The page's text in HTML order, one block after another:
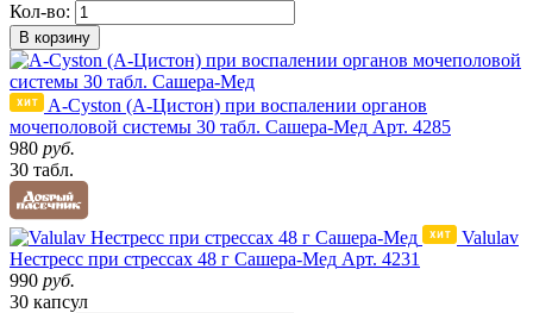
Кол-во:
В корзину
A-Cyston (А-Цистон) при воспалении органов
мочеполовой системы 30 табл. Сашера-Мед Арт. 4285
980 руб.
30 табл.
Valulav
Нестресс при стрессах 48 г Сашера-Мед Арт. 4231
990 руб.
30 капсул